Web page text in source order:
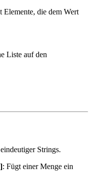
Elemente, die dem Wert
Liste auf den
Strings.
: Fügt einer Menge ein